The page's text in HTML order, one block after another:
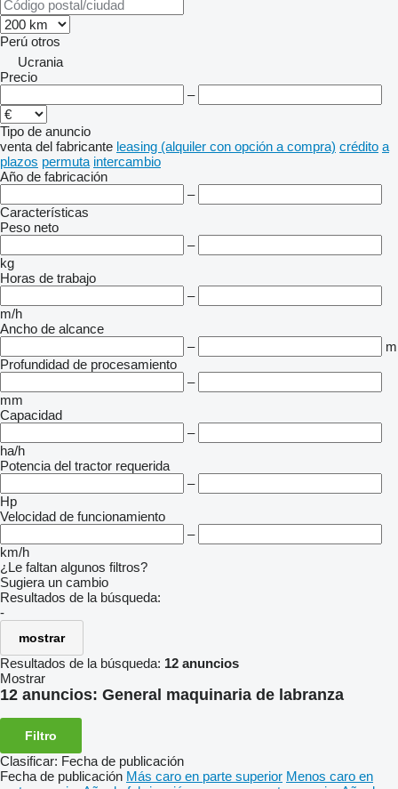
Perú otros
Ucrania
Precio
–
Tipo de anuncio
venta del fabricante leasing (alquiler con opción a compra) crédito a
plazos permuta intercambio
Año de fabricación
–
Características
Peso neto
–
kg
Horas de trabajo
–
m/h
Ancho de alcance
–
m
Profundidad de procesamiento
–
mm
Capacidad
–
ha/h
Potencia del tractor requerida
–
Hp
Velocidad de funcionamiento
–
km/h
¿Le faltan algunos filtros?
Sugiera un cambio
Resultados de la búsqueda:
-
mostrar
Resultados de la búsqueda: 12 anuncios
Mostrar
12 anuncios: General maquinaria de labranza
Filtro
Clasificar: Fecha de publicación
Fecha de publicación Más caro en parte superior Menos caro en